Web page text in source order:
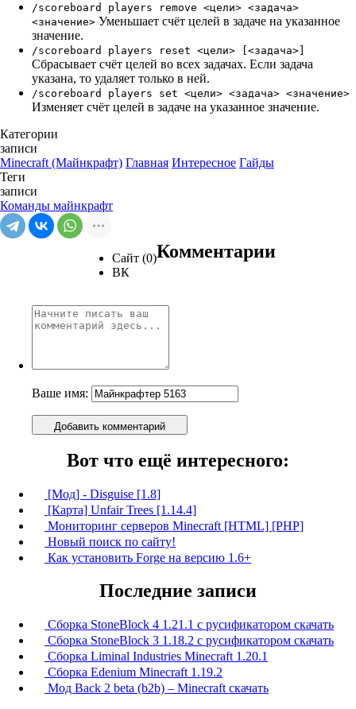
/scoreboard players remove <цели> <задача>
<значение> Уменьшает счёт целей в задаче на указанное
значение.
/scoreboard players reset <цели> [<задача>]
Сбрасывает счёт целей во всех задачах. Если задача
указана, то удаляет только в ней.
/scoreboard players set <цели> <задача> <значение>
Изменяет счёт целей в задаче на указанное значение.
Категории
записи
Minecraft (Майнкрафт) Главная Интересное Гайды
Теги
записи
Команды майнкрафт
Сайт (0)
ВК
Комментарии
Ваше имя:
Добавить комментарий
Вот что ещё интересного:
[Мод] - Disguise [1.8]
[Карта] Unfair Trees [1.14.4]
Мониторинг серверов Minecraft [HTML] [PHP]
Новый поиск по сайту!
Как установить Forge на версию 1.6+
Последние записи
Сборка StoneBlock 4 1.21.1 с русификатором скачать
Сборка StoneBlock 3 1.18.2 с русификатором скачать
Сборка Liminal Industries Minecraft 1.20.1
Сборка Edenium Minecraft 1.19.2
Мод Back 2 beta (b2b) – Minecraft скачать